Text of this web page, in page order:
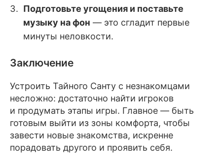
Подготовьте угощения и поставьте
музыку на фон — это сгладит первые
минуты неловкости.
Заключение
Устроить Тайного Санту с незнакомцами
несложно: достаточно найти игроков
и продумать этапы игры. Главное — быть
готовым выйти из зоны комфорта, чтобы
завести новые знакомства, искренне
порадовать другого и проявить себя.